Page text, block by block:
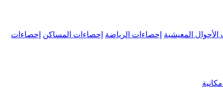
الأحوال المعيشية إحصاءات الرياضة إحصاءات المساكن إحصاءات